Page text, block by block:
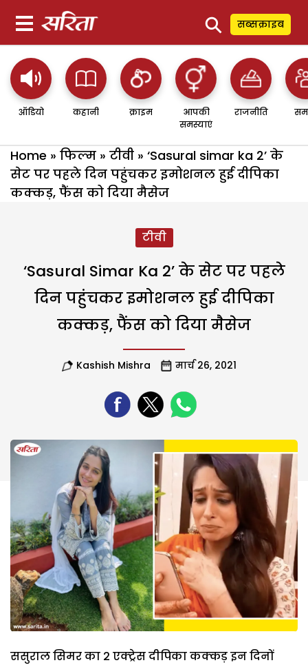
⚲ सब्सक्राइब
ऑडियो कहानी क्राइम
आपकी
समस्याएं
राजनीति
Home » फिल्म » टीवी » ‘Sasural simar ka 2’ के
सेट पर पहले दिन पहुंचकर इमोशनल हुई दीपिका
कक्कड़, फैंस को दिया मैसेज
टीवी
‘Sasural Simar Ka 2’ के सेट पर पहले
दिन पहुंचकर इमोशनल हुई दीपिका
कक्कड़, फैंस को दिया मैसेज
Kashish Mishra मार्च 26, 2021
ससुराल सिमर का 2 एक्ट्रेस दीपिका कक्कड़ इन दिनों